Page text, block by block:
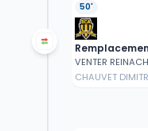
50'
VENTER REINACH
CHAUVET